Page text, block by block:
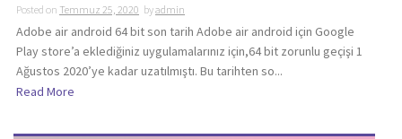
Posted on Temmuz 25, 2020 byadmin
Adobe air android 64 bit son tarih Adobe air android için Google
Play store’a eklediğiniz uygulamalarınız için,64 bit zorunlu geçişi 1
Ağustos 2020’ye kadar uzatılmıştı. Bu tarihten so...
Read More